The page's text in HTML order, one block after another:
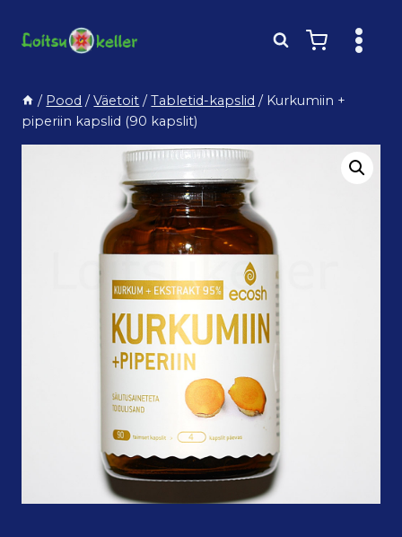
/ Pood / Väetoit / Tabletid-kapslid / Kurkumiin +
piperiin kapslid (90 kapslit)